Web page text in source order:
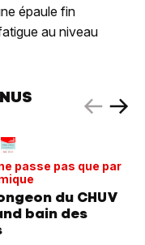
épaule fin
au niveau
passe pas que par
du CHUV
bain des